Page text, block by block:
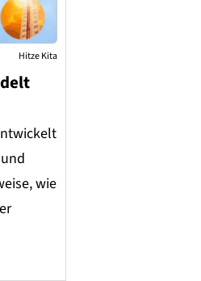
Hitze Kita
wie